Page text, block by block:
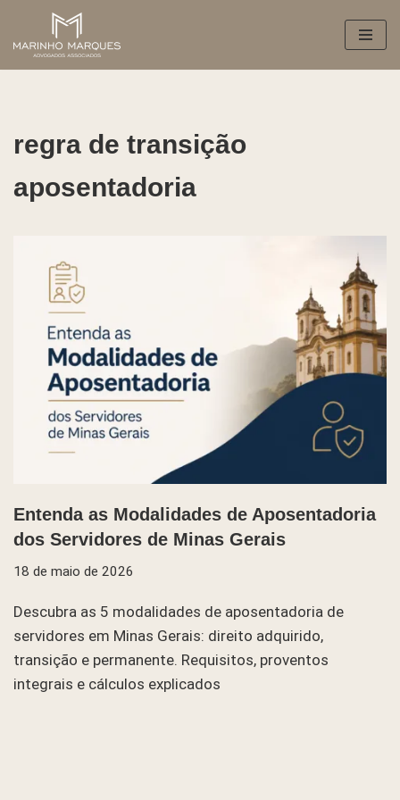
Pular
para
regra de transição
aposentadoria
Entenda as Modalidades de Aposentadoria
dos Servidores de Minas Gerais
18 de maio de 2026
Descubra as 5 modalidades de aposentadoria de
servidores em Minas Gerais: direito adquirido,
transição e permanente. Requisitos, proventos
integrais e cálculos explicados